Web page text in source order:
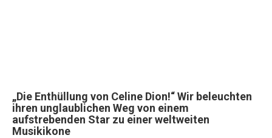
„Die Enthüllung von Celine Dion!“ Wir beleuchten
ihren unglaublichen Weg von einem
aufstrebenden Star zu einer weltweiten
Musikikone